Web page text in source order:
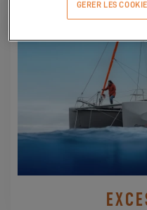
GERER LES